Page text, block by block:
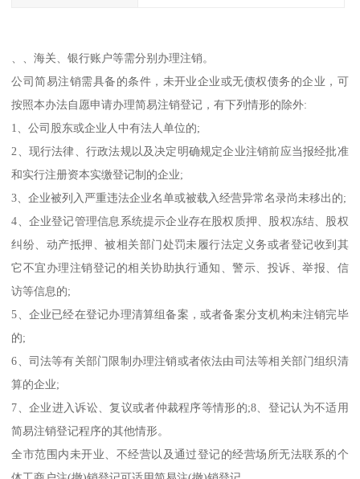
、、海关、银行账户等需分别办理注销。
公司简易注销需具备的条件，未开业企业或无债权债务的企业，可
按照本办法自愿申请办理简易注销登记，有下列情形的除外:
1、公司股东或企业人中有法人单位的;
2、现行法律、行政法规以及决定明确规定企业注销前应当报经批准
和实行注册资本实缴登记制的企业;
3、企业被列入严重违法企业名单或被载入经营异常名录尚未移出的;
4、企业登记管理信息系统提示企业存在股权质押、股权冻结、股权
纠纷、动产抵押、被相关部门处罚未履行法定义务或者登记收到其
它不宜办理注销登记的相关协助执行通知、警示、投诉、举报、信
访等信息的;
5、企业已经在登记办理清算组备案，或者备案分支机构未注销完毕
的;
6、司法等有关部门限制办理注销或者依法由司法等相关部门组织清
算的企业;
7、企业进入诉讼、复议或者仲裁程序等情形的;8、登记认为不适用
简易注销登记程序的其他情形。
全市范围内未开业、不经营以及通过登记的经营场所无法联系的个